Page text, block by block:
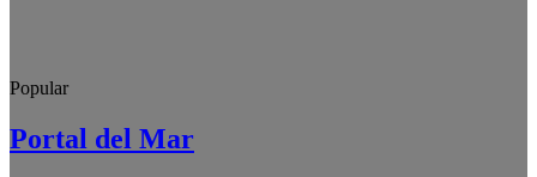
Popular
Portal del Mar